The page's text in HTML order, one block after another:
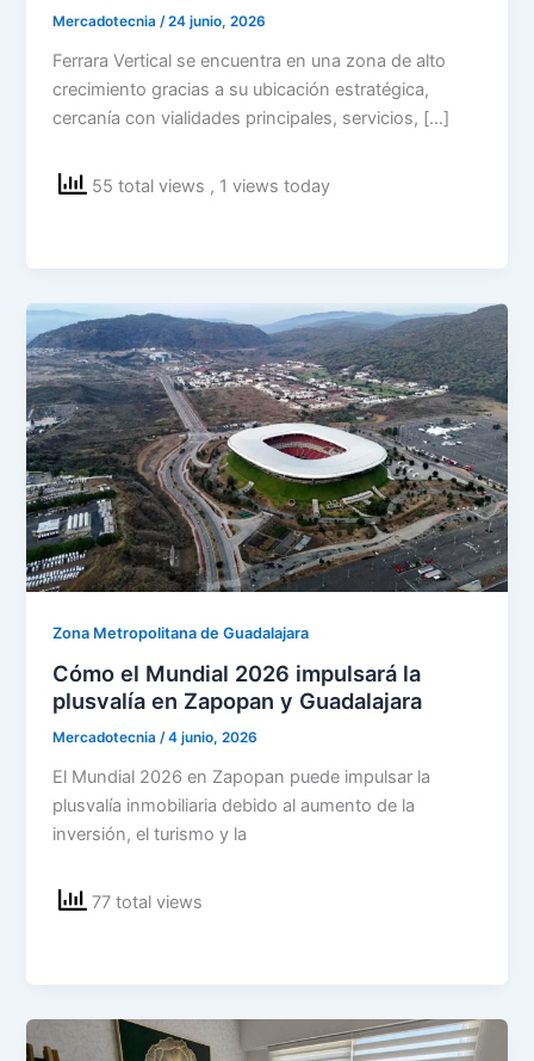
Mercadotecnia/24 junio, 2026
Ferrara Vertical se encuentra en una zona de alto
crecimiento gracias a su ubicación estratégica,
cercanía con vialidades principales, servicios, […]
55 total views , 1 views today
Zona Metropolitana de Guadalajara
Cómo el Mundial 2026 impulsará la
plusvalía en Zapopan y Guadalajara
Mercadotecnia/4 junio, 2026
El Mundial 2026 en Zapopan puede impulsar la
plusvalía inmobiliaria debido al aumento de la
inversión, el turismo y la
77 total views